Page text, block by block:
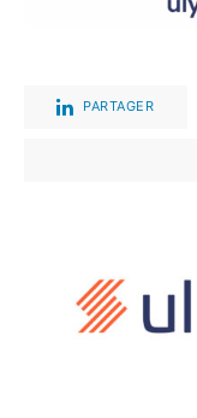
PARTAGER